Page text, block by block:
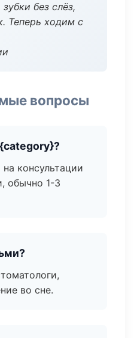
без слёз,
Теперь ходим с
вопросы
консультации
обычно 1-3
во сне.